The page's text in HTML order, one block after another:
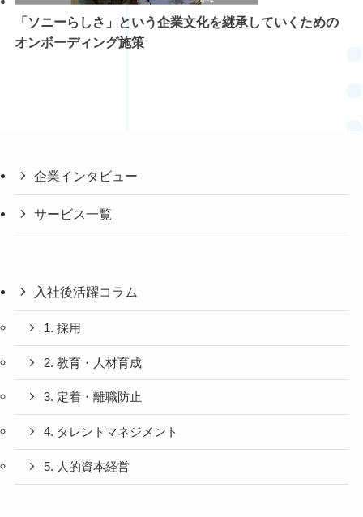
「ソニーらしさ」という企業文化を継承していくための
オンボーディング施策
企業インタビュー
サービス一覧
入社後活躍コラム
1. 採用
2. 教育・人材育成
3. 定着・離職防止
4. タレントマネジメント
5. 人的資本経営